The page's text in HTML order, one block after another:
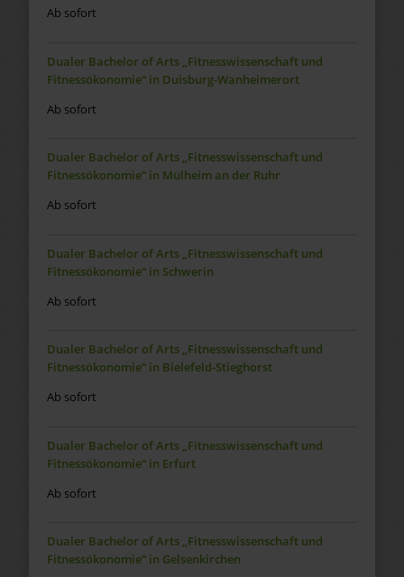
Ab sofort
Dualer Bachelor of Arts „Fitnesswissenschaft und
Fitnessökonomie“ in Duisburg-Wanheimerort
Ab sofort
Dualer Bachelor of Arts „Fitnesswissenschaft und
Fitnessökonomie“ in Mülheim an der Ruhr
Ab sofort
Dualer Bachelor of Arts „Fitnesswissenschaft und
Fitnessökonomie“ in Schwerin
Ab sofort
Dualer Bachelor of Arts „Fitnesswissenschaft und
Fitnessökonomie“ in Bielefeld-Stieghorst
Ab sofort
Dualer Bachelor of Arts „Fitnesswissenschaft und
Fitnessökonomie“ in Erfurt
Ab sofort
Dualer Bachelor of Arts „Fitnesswissenschaft und
Fitnessökonomie“ in Gelsenkirchen